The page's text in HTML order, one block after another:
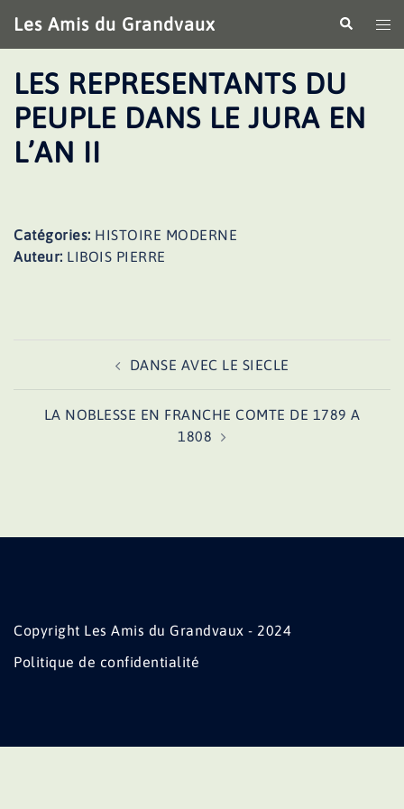
au
contenu
Les Amis du Grandvaux
le
LES REPRESENTANTS DU
PEUPLE DANS LE JURA EN
L’AN II
Catégories: HISTOIRE MODERNE
Auteur: LIBOIS PIERRE
DANSE AVEC LE SIECLE
LA NOBLESSE EN FRANCHE COMTE DE 1789 A
1808
Copyright Les Amis du Grandvaux - 2024
Politique de confidentialité